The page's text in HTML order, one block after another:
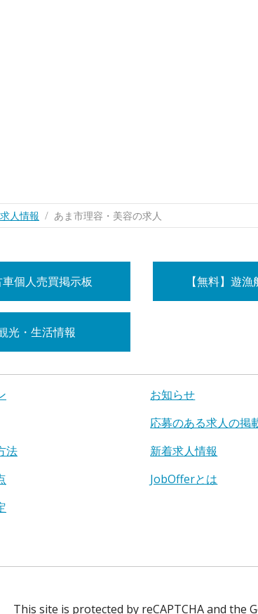
人情報 あま市理容・美容の求人
個人売買掲示板 【無料】遊
光・生活情報
法
お知らせ
応募のある求人の掲
新着求人情報
JobOfferとは
This site is protected by reCAPTCHA and the